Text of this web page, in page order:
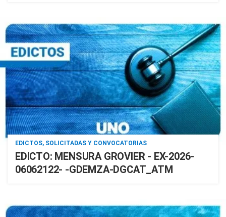
EDICTOS, SOLICITADAS Y CONVOCATORIAS
EDICTO: MENSURA GROVIER - EX-2026-
06062122- -GDEMZA-DGCAT_ATM